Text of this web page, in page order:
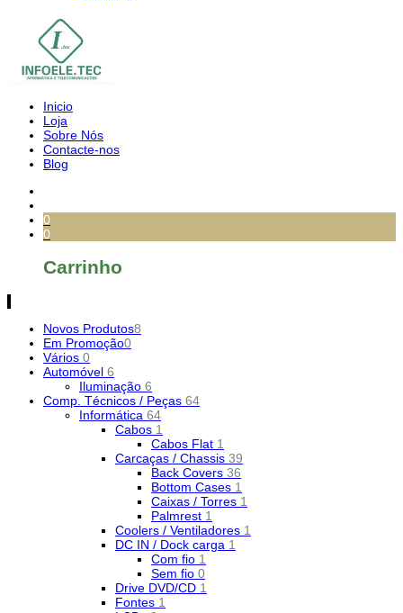
Inicio
Loja
Sobre Nós
Contacte-nos
Blog
0
0
Carrinho
Novos Produtos8
Em Promoção0
Vários 0
Automóvel 6
Iluminação 6
Comp. Técnicos / Peças 64
Informática 64
Cabos 1
Cabos Flat 1
Carcaças / Chassis 39
Back Covers 36
Bottom Cases 1
Caixas / Torres 1
Palmrest 1
Coolers / Ventiladores 1
DC IN / Dock carga 1
Com fio 1
Sem fio 0
Drive DVD/CD 1
Fontes 1